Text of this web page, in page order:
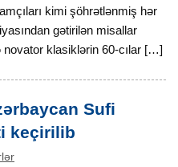
kimi şöhrətlənmiş hər
gətirilən misallar
novator klasiklərin 60-cılar […]
Sufi
keçirilib